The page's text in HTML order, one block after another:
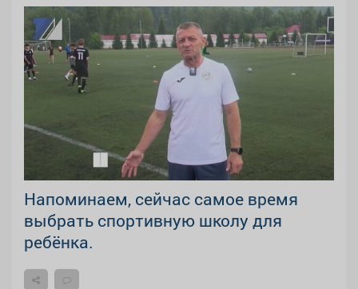
Напоминаем, сейчас самое время
выбрать спортивную школу для
ребёнка.